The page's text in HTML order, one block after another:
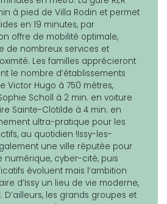
à pied de Villa Rodin et permet
en 19 minutes, par
offre de mobilité optimale,
de nombreux services et
Les familles apprécieront
le nombre d’établissements
Victor Hugo à 750 mètres,
Scholl à 2 min. en voiture
Sainte-Clotilde à 4 min. en
ultra-pratique pour les
au quotidien !Issy-les-
une ville réputée pour
numérique, cyber-cité, puis
évoluent mais l’ambition
d’Issy un lieu de vie moderne,
les grands groupes et